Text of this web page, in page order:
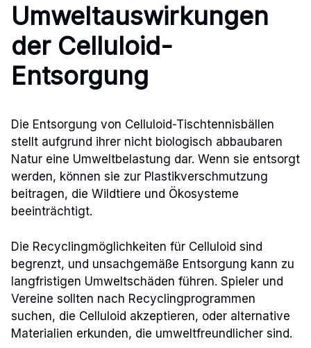
Umweltauswirkungen
der Celluloid-
Entsorgung
Die Entsorgung von Celluloid-Tischtennisbällen
stellt aufgrund ihrer nicht biologisch abbaubaren
Natur eine Umweltbelastung dar. Wenn sie entsorgt
werden, können sie zur Plastikverschmutzung
beitragen, die Wildtiere und Ökosysteme
beeinträchtigt.
Die Recyclingmöglichkeiten für Celluloid sind
begrenzt, und unsachgemäße Entsorgung kann zu
langfristigen Umweltschäden führen. Spieler und
Vereine sollten nach Recyclingprogrammen
suchen, die Celluloid akzeptieren, oder alternative
Materialien erkunden, die umweltfreundlicher sind.